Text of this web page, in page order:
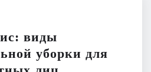
виды
уборки для